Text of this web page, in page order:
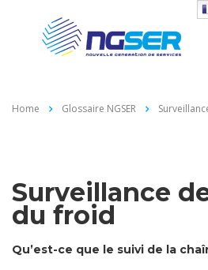
Home Glossaire NGSER
Surveillance
du froid
Qu’est-ce que le suivi de la